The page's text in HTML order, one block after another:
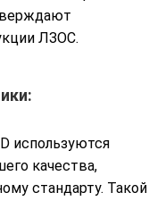
ЛЗОС.
используются
качества,
стандарту. Такой